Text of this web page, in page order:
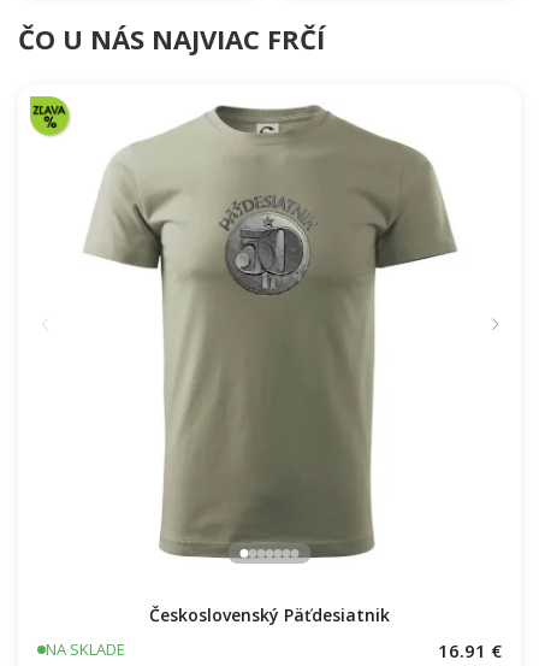
ČO U NÁS NAJVIAC FRČÍ
Československý Päťdesiatnik
NA SKLADE 16.91 €